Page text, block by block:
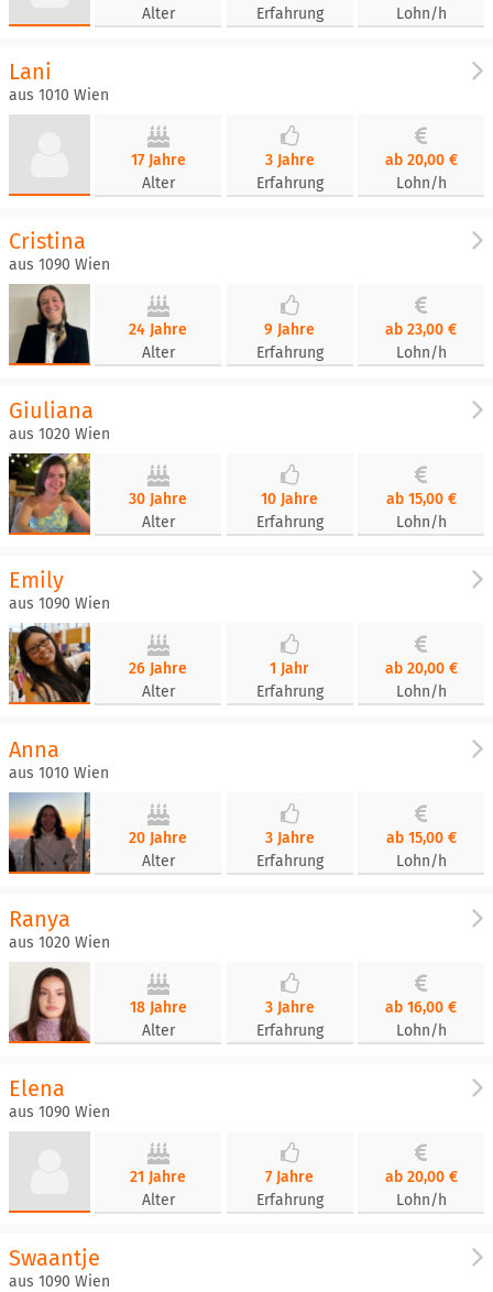
Alter
Erfahrung
Lohn/h
Lani
aus 1010 Wien
17 Jahre
Alter
3 Jahre
Erfahrung
ab 20,00 €
Lohn/h
Cristina
aus 1090 Wien
24 Jahre
Alter
9 Jahre
Erfahrung
ab 23,00 €
Lohn/h
Giuliana
aus 1020 Wien
30 Jahre
Alter
10 Jahre
Erfahrung
ab 15,00 €
Lohn/h
Emily
aus 1090 Wien
26 Jahre
Alter
1 Jahr
Erfahrung
ab 20,00 €
Lohn/h
Anna
aus 1010 Wien
20 Jahre
Alter
3 Jahre
Erfahrung
ab 15,00 €
Lohn/h
Ranya
aus 1020 Wien
18 Jahre
Alter
3 Jahre
Erfahrung
ab 16,00 €
Lohn/h
Elena
aus 1090 Wien
21 Jahre
Alter
7 Jahre
Erfahrung
ab 20,00 €
Lohn/h
Swaantje
aus 1090 Wien